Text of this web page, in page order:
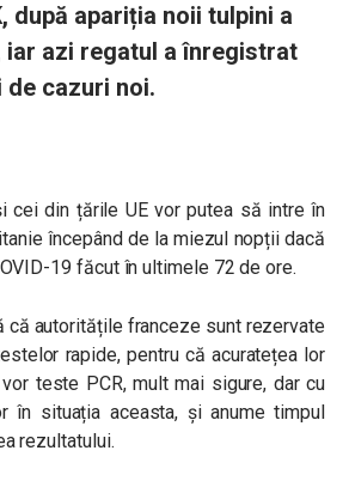
după apariția noii tulpini a
azi regatul a înregistrat
de cazuri noi.
cei din țările UE vor putea să intre în
începând de la miezul nopții dacă
19 făcut în ultimele 72 de ore.
că autoritățile franceze sunt rezervate
rapide, pentru că acuratețea lor
teste PCR, mult mai sigure, dar cu
în situația aceasta, și anume timpul
rezultatului.